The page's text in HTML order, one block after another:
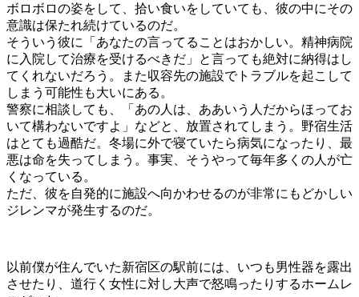
ボロボロの姿をして、拾い食いをしていても、彼の中にその
意識は保たれ続けているのだ。
そういう彼に「あなたの言ってることはおかしい。精神病院
に入院して治療を受けるべきだ」と言っても絶対に納得はし
てくれないだろう。また収容先の施設でトラブルを起こして
しまう可能性も大いにある。
警察に相談しても、「あの人は、ああいう人だからほってお
いて構わないですよ」などと、放置されてしまう。野宿生活
はとても過酷だ。冬場に外で寝ていたら病気になったり、最
悪は命を失ってしまう。事実、そうやって毎年多くの人が亡
くなっている。
ただ、彼を自発的に施設へ向かわせるのが非常にもどかしい
ジレンマが発生するのだ。
以前僕が住んでいた新宿区の駅前には、いつも男性器を露出
させたり、道行く女性に対し大声で怒鳴ったりするホームレ